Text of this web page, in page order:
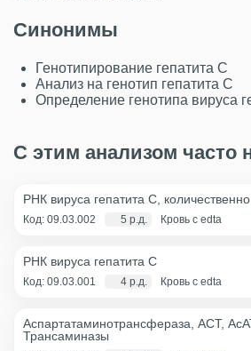
Синонимы
Генотипирование гепатита С
Анализ на генотип гепатита С
Определение генотипа вируса
С этим анализом часто
РНК вируса гепатита C, количественно
Код: 09.03.002 5 р.д. Кровь с edta
РНК вируса гепатита C
Код: 09.03.001 4 р.д. Кровь с edta
Аспартатаминотрансфераза, АСТ,
Трансаминазы